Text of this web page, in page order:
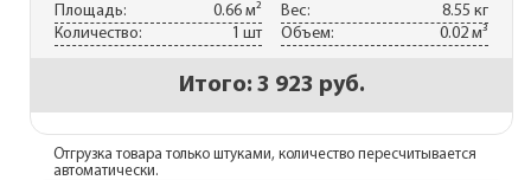
Площадь:
0.66 м² Вес:
8.55 кг
Количество:
1 шт Объем: 0.02 м³
Итого: 3 923 руб.
Отгрузка товара только штуками, количество пересчитывается
автоматически.